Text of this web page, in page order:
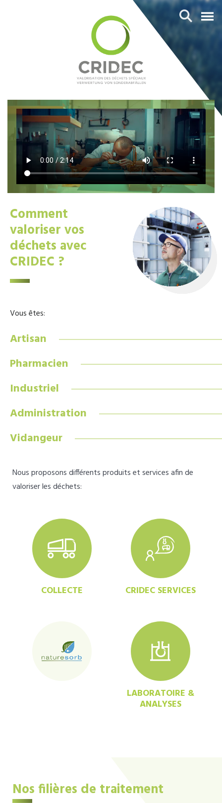
Comment
valoriser vos
déchets avec
CRIDEC ?
Vous êtes:
Artisan
Pharmacien
Industriel
Administration
Vidangeur
Nous proposons différents produits et services afin de
valoriser les déchets:
COLLECTE CRIDEC SERVICES
LABORATOIRE &
ANALYSES
Nos filières de traitement